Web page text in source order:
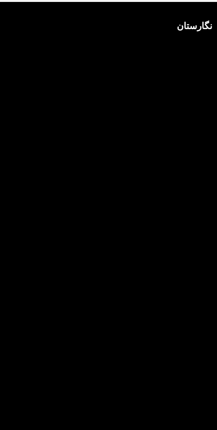
نگارستان